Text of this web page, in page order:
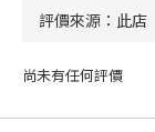
尚未有任何評價